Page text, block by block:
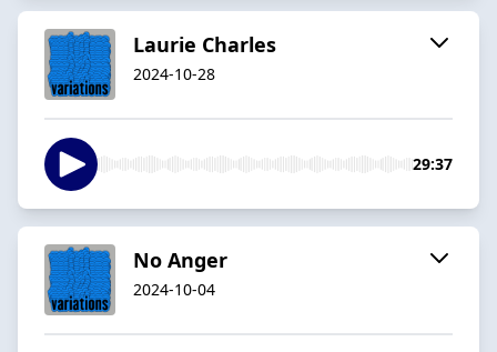
Laurie Charles
2024-10-28
29:37
No Anger
2024-10-04